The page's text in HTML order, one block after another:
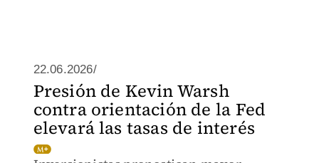
22.06.2026/
Presión de Kevin Warsh
contra orientación de la Fed
elevará las tasas de interés